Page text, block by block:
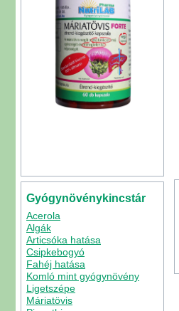
Gyógynövénykincstár
Acerola
Algák
Articsóka hatása
Csipkebogyó
Fahéj hatása
Komló mint gyógynövény
Ligetszépe
Máriatövis